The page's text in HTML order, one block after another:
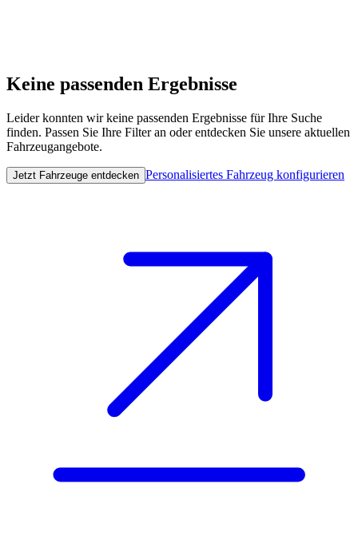
Keine passenden Ergebnisse
Leider konnten wir keine passenden Ergebnisse für Ihre Suche
finden. Passen Sie Ihre Filter an oder entdecken Sie unsere aktuellen
Fahrzeugangebote.
Jetzt Fahrzeuge entdecken Personalisiertes Fahrzeug konfigurieren